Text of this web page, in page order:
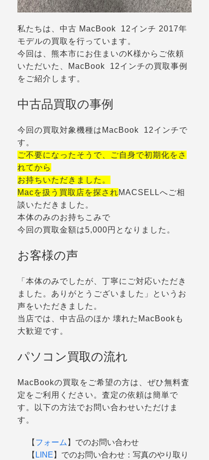
私たちは、中古 MacBook 12インチ 2017年
モデルの買取を行っています。
今回は、熊本市にお住まいのK様からご依頼
いただいた、MacBook 12インチの買取事例
をご紹介します。
中古品買取の事例
今回の買取対象機種はMacBook 12インチで
す。
ご不要になったそうで、ご自身で初期化をさ
れてから
お持ちいただきました。
Macを扱う買取店を探されMACSELLへご相
談いただきました。
本体のみのお持ちこみで
今回の買取金額は5,000円となりました。
お客様の声
「本体のみでしたが、丁寧にご対応いただき
ました。ありがとうございました」というお
声をいただきました。
当店では、中古品のほか 壊れたMacBookも
大歓迎です。
パソコン買取の流れ
MacBookの買取をご希望の方は、ぜひ無料査
定をご利用ください。査定の依頼は簡単で
す。以下の方法でお問い合わせいただけま
す。
【 フォーム 】でのお問い合わせ
【 LINE 】でのお問い合わせ：写真のやり取り